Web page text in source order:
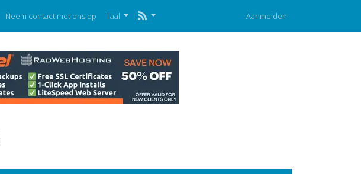
Neem contact met ons op Taal Aanmelden